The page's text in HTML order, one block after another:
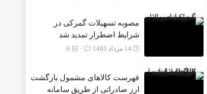
مصوبه تسهیلات گمرکی در
شرایط اضطرار تمدید شد
14 مرداد 1405 6
فهرست کالاهای مشمول بازگشت
ارز صادراتی از طریق سامانه